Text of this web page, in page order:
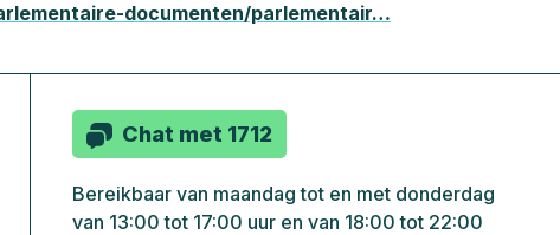
documenten/parlementair…
Chat met 1712
Bereikbaar van maandag tot en met donderdag
van 13:00 tot 17:00 uur en van 18:00 tot 22:00